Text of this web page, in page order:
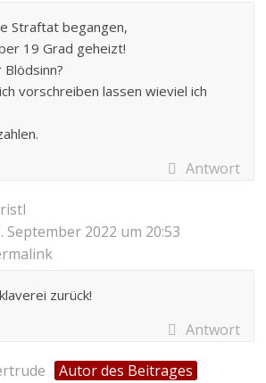
Straftat begangen,
19 Grad geheizt!
vorschreiben lassen wieviel ich
Antwort
September 2022 um 20:53
zurück!
Antwort
Autor des Beitrages